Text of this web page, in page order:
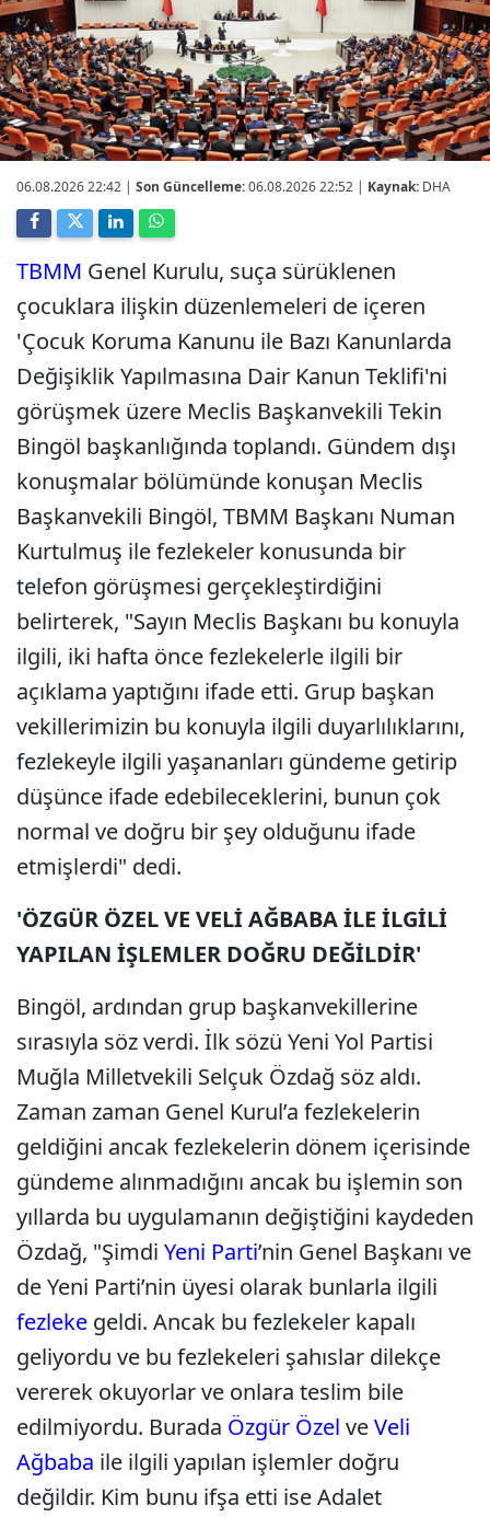
06.08.2026 22:42 | Son Güncelleme:06.08.2026 22:52 | Kaynak: DHA
TBMM Genel Kurulu, suça sürüklenen
çocuklara ilişkin düzenlemeleri de içeren
'Çocuk Koruma Kanunu ile Bazı Kanunlarda
Değişiklik Yapılmasına Dair Kanun Teklifi'ni
görüşmek üzere Meclis Başkanvekili Tekin
Bingöl başkanlığında toplandı. Gündem dışı
konuşmalar bölümünde konuşan Meclis
Başkanvekili Bingöl, TBMM Başkanı Numan
Kurtulmuş ile fezlekeler konusunda bir
telefon görüşmesi gerçekleştirdiğini
belirterek, "Sayın Meclis Başkanı bu konuyla
ilgili, iki hafta önce fezlekelerle ilgili bir
açıklama yaptığını ifade etti. Grup başkan
vekillerimizin bu konuyla ilgili duyarlılıklarını,
fezlekeyle ilgili yaşananları gündeme getirip
düşünce ifade edebileceklerini, bunun çok
normal ve doğru bir şey olduğunu ifade
etmişlerdi" dedi.
'ÖZGÜR ÖZEL VE VELİ AĞBABA İLE İLGİLİ
YAPILAN İŞLEMLER DOĞRU DEĞİLDİR'
Bingöl, ardından grup başkanvekillerine
sırasıyla söz verdi. İlk sözü Yeni Yol Partisi
Muğla Milletvekili Selçuk Özdağ söz aldı.
Zaman zaman Genel Kurul’a fezlekelerin
geldiğini ancak fezlekelerin dönem içerisinde
gündeme alınmadığını ancak bu işlemin son
yıllarda bu uygulamanın değiştiğini kaydeden
Özdağ, "Şimdi Yeni Parti’nin Genel Başkanı ve
de Yeni Parti’nin üyesi olarak bunlarla ilgili
fezleke geldi. Ancak bu fezlekeler kapalı
geliyordu ve bu fezlekeleri şahıslar dilekçe
vererek okuyorlar ve onlara teslim bile
edilmiyordu. Burada Özgür Özel veVeli
Ağbaba ile ilgili yapılan işlemler doğru
değildir. Kim bunu ifşa etti ise Adalet